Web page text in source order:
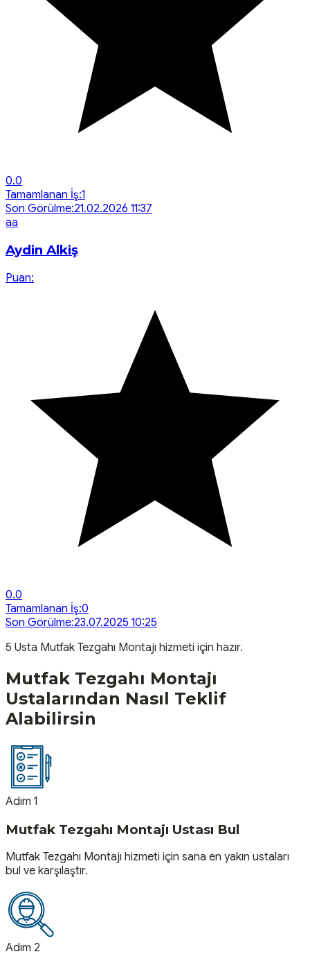
0.0
Tamamlanan İş:1
Son Görülme:21.02.2026 11:37
aa
Aydin Alkiş
Puan:
0.0
Tamamlanan İş:0
Son Görülme:23.07.2025 10:25
5 Usta Mutfak Tezgahı Montajı hizmeti için hazır.
Mutfak Tezgahı Montajı
Ustalarından Nasıl Teklif
Alabilirsin
Adım 1
Mutfak Tezgahı Montajı Ustası Bul
Mutfak Tezgahı Montajı hizmeti için sana en yakın ustaları
bul ve karşılaştır.
Adım 2